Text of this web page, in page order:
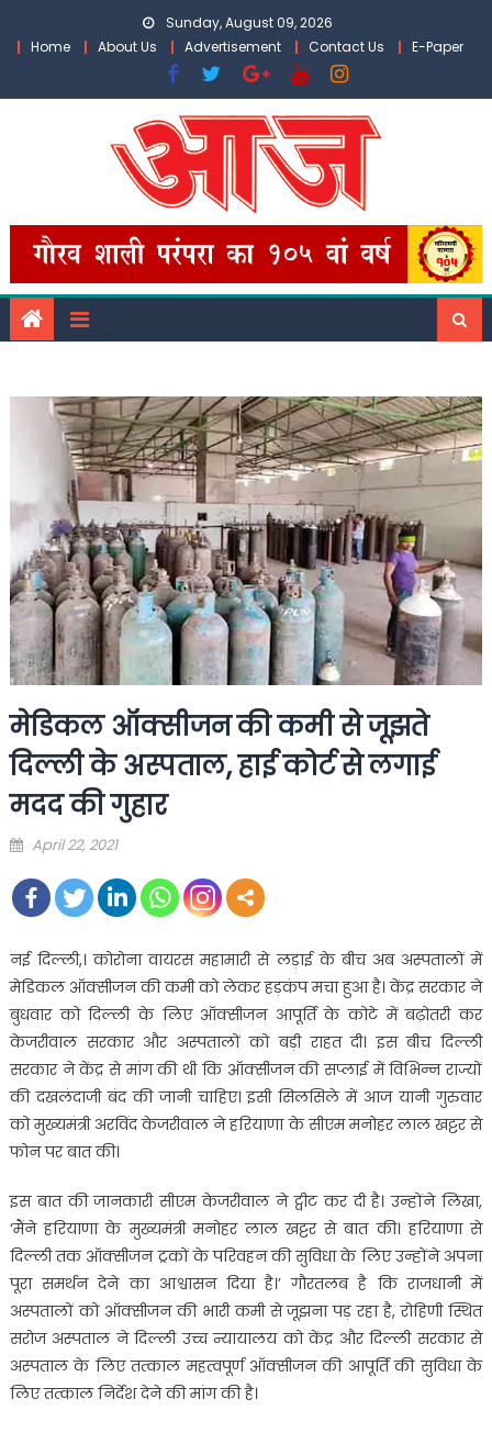
Sunday, August 09, 2026
Home
About Us Advertisement Contact Us E-Paper
मेडिकल ऑक्सीजन की कमी से जूझते
दिल्ली के अस्पताल, हाई कोर्ट से लगाई
मदद की गुहार
Posted
April 22, 2021
नई दिल्ली,। कोरोना वायरस महामारी से लड़ाई के बीच अब अस्पतालों में
मेडिकल ऑक्सीजन की कमी को लेकर हड़कंप मचा हुआ है। केंद्र सरकार ने
बुधवार को दिल्ली के लिए ऑक्सीजन आपूर्ति के कोटे में बढ़ोतरी कर
केजरीवाल सरकार और अस्पतालों को बड़ी राहत दी। इस बीच दिल्ली
सरकार ने केंद्र से मांग की थी कि ऑक्सीजन की सप्लाई में विभिन्न राज्यों
की दखलंदाजी बंद की जानी चाहिए। इसी सिलसिले में आज यानी गुरुवार
को मुख्यमंत्री अरविंद केजरीवाल ने हरियाणा के सीएम मनोहर लाल खट्टर से
फोन पर बात की।
इस बात की जानकारी सीएम केजरीवाल ने ट्वीट कर दी है। उन्होंने लिखा,
‘मैंने हरियाणा के मुख्यमंत्री मनोहर लाल खट्टर से बात की। हरियाणा से
दिल्ली तक ऑक्सीजन ट्रकों के परिवहन की सुविधा के लिए उन्होंने अपना
पूरा समर्थन देने का आश्वासन दिया है।’ गौरतलब है कि राजधानी में
अस्पतालों को ऑक्सीजन की भारी कमी से जूझना पड़ रहा है, रोहिणी स्थित
सरोज अस्पताल ने दिल्ली उच्च न्यायालय को केंद्र और दिल्ली सरकार से
अस्पताल के लिए तत्काल महत्वपूर्ण ऑक्सीजन की आपूर्ति की सुविधा के
लिए तत्काल निर्देश देने की मांग की है।